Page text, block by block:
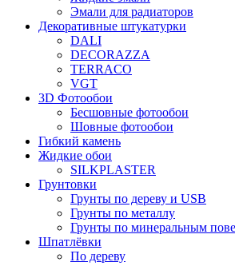
Эмали для радиаторов
Декоративные штукатурки
DALI
DECORAZZA
TERRACO
VGT
3D Фотообои
Бесшовные фотообои
Шовные фотообои
Гибкий камень
Жидкие обои
SILKPLASTER
Грунтовки
Грунты по дереву и USB
Грунты по металлу
Грунты по минеральным
Шпатлёвки
По дереву